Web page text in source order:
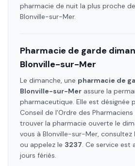
pharmacie de nuit la plus proche
Blonville-sur-Mer.
Pharmacie de garde
Blonville-sur-Mer
Le dimanche, une pharmacie de
Blonville-sur-Mer assure la
pharmaceutique. Elle est désignée
Conseil de l'Ordre des Pharmaciens
trouver la pharmacie ouverte le
vous à Blonville-sur-Mer, consultez
ou appelez le 3237. Ce service est
jours fériés.